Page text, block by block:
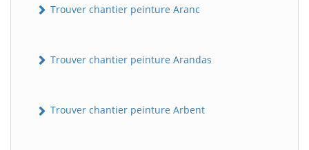
Trouver chantier peinture Aranc
Trouver chantier peinture Arandas
Trouver chantier peinture Arbent